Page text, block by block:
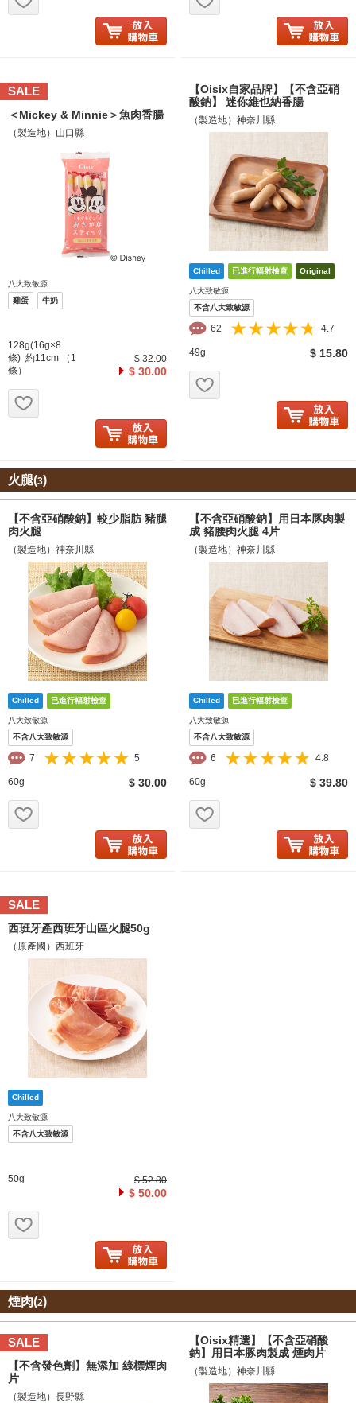
SALE
＜Mickey & Minnie＞魚肉香腸
（製造地）山口縣
八大致敏源
雞蛋
牛奶
128g(16g×8
條) 約11cm （1
條）
$ 32.00
$ 30.00
【Oisix自家品牌】【不含亞硝
酸鈉】 迷你維也納香腸
（製造地）神奈川縣
八大致敏源
不含八大致敏源
62 4.7
49g $ 15.80
火腿(3)
【不含亞硝酸鈉】較少脂肪 豬腿
肉火腿
（製造地）神奈川縣
八大致敏源
不含八大致敏源
7 5
60g $ 30.00
【不含亞硝酸鈉】用日本豚肉製
成 豬腰肉火腿 4片
（製造地）神奈川縣
八大致敏源
不含八大致敏源
6 4.8
60g $ 39.80
SALE
西班牙產西班牙山區火腿50g
（原產國）西班牙
八大致敏源
不含八大致敏源
50g $ 52.80
$ 50.00
煙肉(2)
SALE
【不含發色劑】無添加 綠標煙肉
片
（製造地）長野縣
【Oisix精選】【不含亞硝酸
鈉】用日本豚肉製成 煙肉片
（製造地）神奈川縣